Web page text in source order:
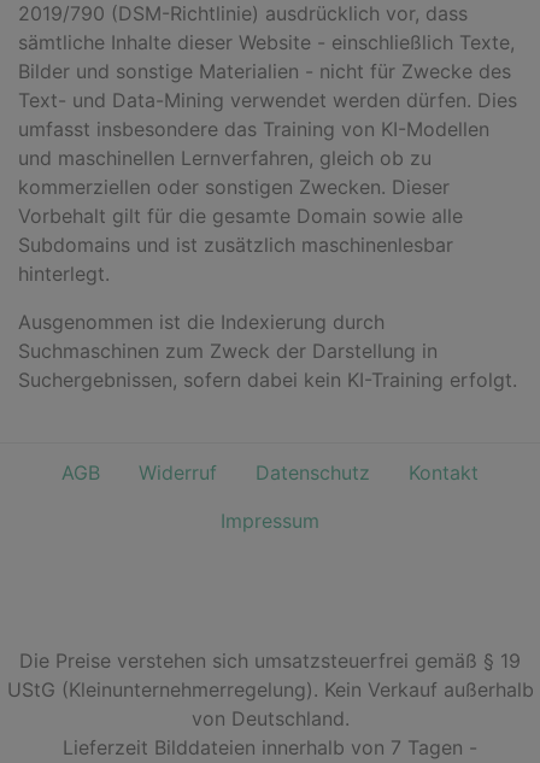
2019/790 (DSM-Richtlinie) ausdrücklich vor, dass
sämtliche Inhalte dieser Website - einschließlich Texte,
Bilder und sonstige Materialien - nicht für Zwecke des
Text- und Data-Mining verwendet werden dürfen. Dies
umfasst insbesondere das Training von KI-Modellen
und maschinellen Lernverfahren, gleich ob zu
kommerziellen oder sonstigen Zwecken. Dieser
Vorbehalt gilt für die gesamte Domain sowie alle
Subdomains und ist zusätzlich maschinenlesbar
hinterlegt.
Ausgenommen ist die Indexierung durch
Suchmaschinen zum Zweck der Darstellung in
Suchergebnissen, sofern dabei kein KI-Training erfolgt.
AGB Widerruf Datenschutz
Kontakt
Impressum
Die Preise verstehen sich umsatzsteuerfrei gemäß § 19
UStG (Kleinunternehmerregelung). Kein Verkauf außerhalb
von Deutschland.
Lieferzeit Bilddateien innerhalb von 7 Tagen -